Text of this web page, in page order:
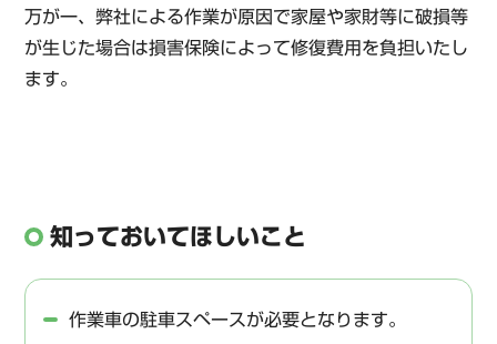
万が一、弊社による作業が原因で家屋や家財等に破損等
が生じた場合は損害保険によって修復費用を負担いたし
ます。
知っておいてほしいこと
作業車の駐車スペースが必要となります。